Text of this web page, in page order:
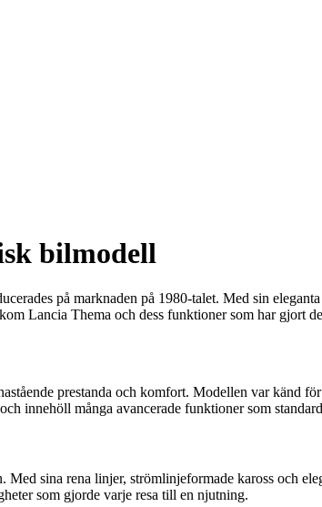
bilmodell
på marknaden på 1980-talet. Med sin
Lancia Thema och dess funktioner som har gjort
prestanda och komfort. Modellen var känd
innehöll många avancerade funktioner som
sina rena linjer, strömlinjeformade kaross och
som gjorde varje resa till en njutning.